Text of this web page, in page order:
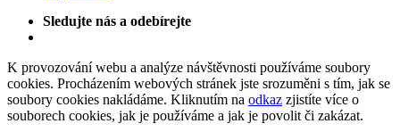
Sledujte nás a odebírejte
K provozování webu a analýze návštěvnosti používáme soubory
cookies. Procházením webových stránek jste srozuměni s tím, jak se
soubory cookies nakládáme. Kliknutím na odkaz zjistíte více o
souborech cookies, jak je používáme a jak je povolit či zakázat.